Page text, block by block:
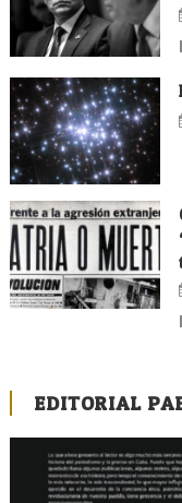
EDITORIAL